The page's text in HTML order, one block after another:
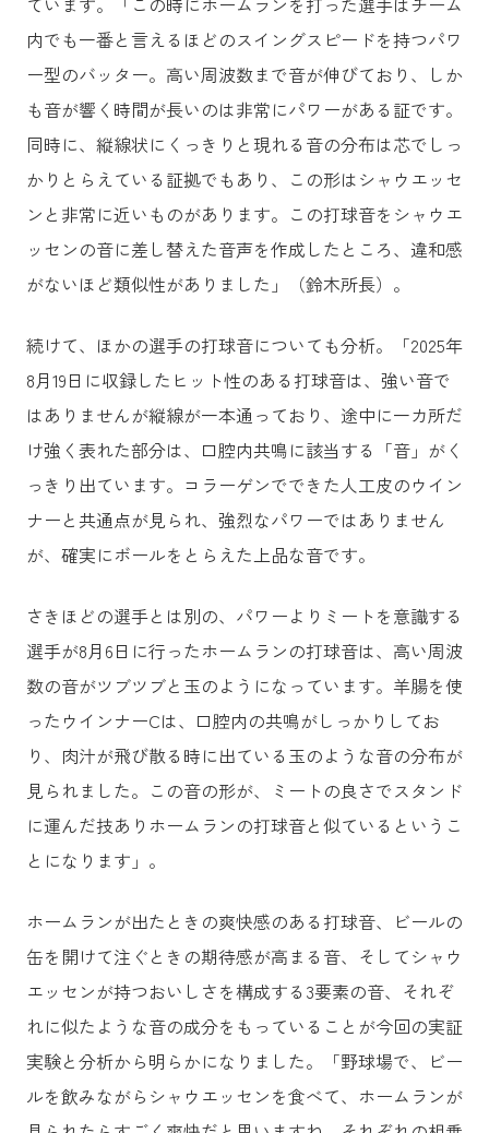
内でも一番と言えるほどのスイングスピードを持つパワ
ー型のバッター。高い周波数まで音が伸びており、しか
も音が響く時間が長いのは非常にパワーがある証です。
同時に、縦線状にくっきりと現れる音の分布は芯でしっ
かりとらえている証拠でもあり、この形はシャウエッセ
ンと非常に近いものがあります。この打球音をシャウエ
ッセンの音に差し替えた音声を作成したところ、違和感
がないほど類似性がありました」（鈴木所長）。
続けて、ほかの選手の打球音についても分析。「2025年
8月19日に収録したヒット性のある打球音は、強い音で
はありませんが縦線が一本通っており、途中に一カ所だ
け強く表れた部分は、口腔内共鳴に該当する「音」がく
っきり出ています。コラーゲンでできた人工皮のウイン
ナーと共通点が見られ、強烈なパワーではありません
が、確実にボールをとらえた上品な音です。
さきほどの選手とは別の、パワーよりミートを意識する
選手が8月6日に行ったホームランの打球音は、高い周波
数の音がツブツブと玉のようになっています。羊腸を使
ったウインナーCは、口腔内の共鳴がしっかりしてお
り、肉汁が飛び散る時に出ている玉のような音の分布が
見られました。この音の形が、ミートの良さでスタンド
に運んだ技ありホームランの打球音と似ているというこ
とになります」。
ホームランが出たときの爽快感のある打球音、ビールの
缶を開けて注ぐときの期待感が高まる音、そしてシャウ
エッセンが持つおいしさを構成する3要素の音、それぞ
れに似たような音の成分をもっていることが今回の実証
実験と分析から明らかになりました。「野球場で、ビー
ルを飲みながらシャウエッセンを食べて、ホームランが